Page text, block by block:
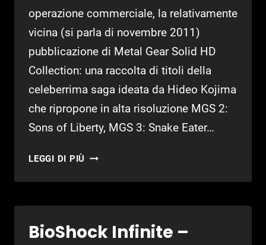
operazione commerciale, la relativamente
vicina (si parla di novembre 2011)
pubblicazione di Metal Gear Solid HD
Collection: una raccolta di titoli della
celeberrima saga ideata da Hideo Kojima
che ripropone in alta risoluzione MGS 2:
Sons of Liberty, MGS 3: Snake Eater…
LEGGI DI PIÙ METAL
SOLID
–
BioShock Infinite –